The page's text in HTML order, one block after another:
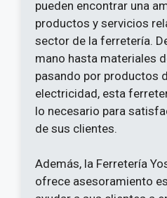
pueden encontrar una
productos y servicios
sector de la ferretería.
mano hasta materiales
pasando por productos
electricidad, esta
lo necesario para
de sus clientes.
Además, la Ferretería
ofrece asesoramiento